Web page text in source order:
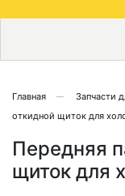
Главная Запчасти
откидной щиток для
Передняя
щиток для